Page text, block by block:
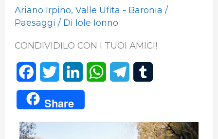
Ariano Irpino, Valle Ufita - Baronia /
Paesaggi / Di Iole Ionno
CONDIVIDILO CON I TUOI AMICI!
a
c
e
w
i
i
n
W
e b
Share